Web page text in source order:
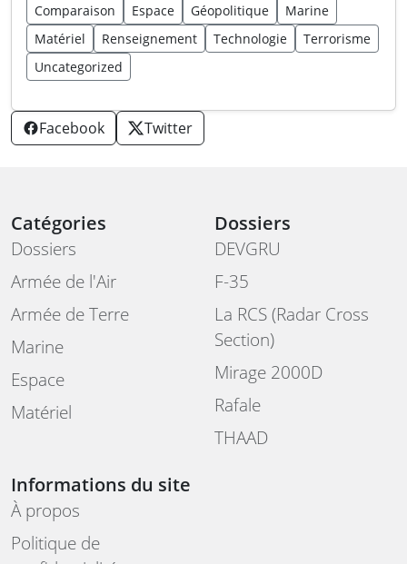
Comparaison
Espace Géopolitique
Marine
Matériel
Renseignement Technologie
Terrorisme
Uncategorized
Facebook Twitter
Catégories
Dossiers
Armée de l'Air
Armée de Terre
Marine
Espace
Matériel
Dossiers
DEVGRU
F-35
La RCS (Radar Cross
Section)
Mirage 2000D
Rafale
THAAD
Informations du site
À propos
Politique de